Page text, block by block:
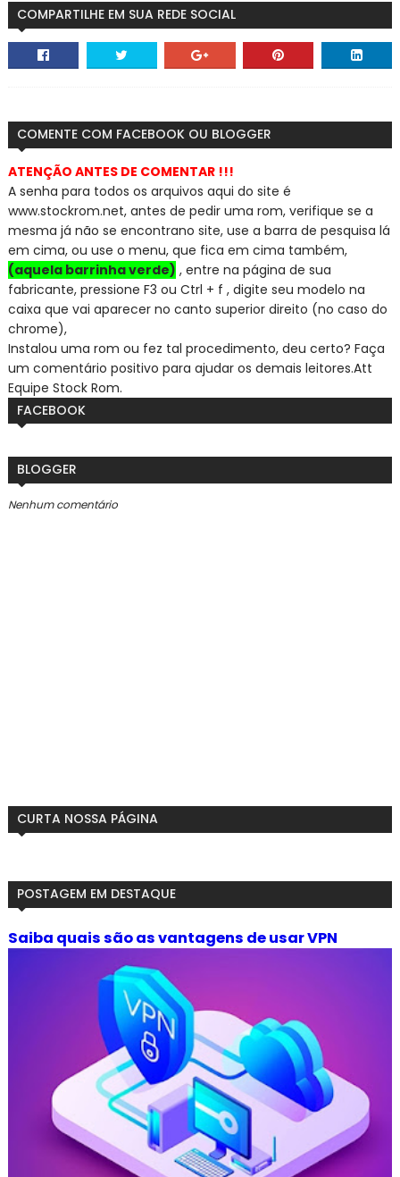
COMPARTILHE EM SUA REDE SOCIAL
COMENTE COM FACEBOOK OU BLOGGER
ATENÇÃO ANTES DE COMENTAR !!!
A senha para todos os arquivos aqui do site é
www.stockrom.net, antes de pedir uma rom, verifique se a
mesma já não se encontrano site, use a barra de pesquisa lá
em cima, ou use o menu, que fica em cima também,
(aquela barrinha verde) , entre na página de sua
fabricante, pressione F3 ou Ctrl + f , digite seu modelo na
caixa que vai aparecer no canto superior direito (no caso do
chrome),
Instalou uma rom ou fez tal procedimento, deu certo? Faça
um comentário positivo para ajudar os demais leitores.Att
Equipe Stock Rom.
FACEBOOK
BLOGGER
Nenhum comentário
CURTA NOSSA PÁGINA
POSTAGEM EM DESTAQUE
Saiba quais são as vantagens de usar VPN